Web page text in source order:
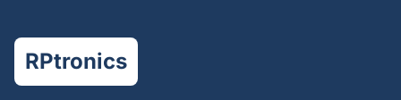
RPtronics